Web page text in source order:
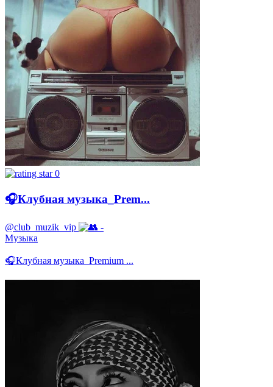
0
🎧Клубная музыка_Prem...
@club_muzik_vip
-
Музыка
🎧Клубная музыка_Premium ...